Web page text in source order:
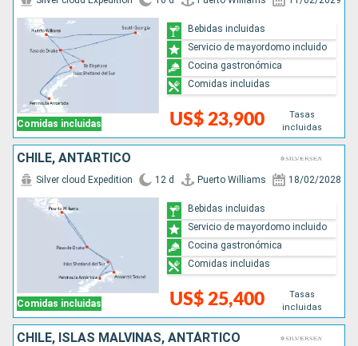
Comidas incluidas US$ 23,900
Tasas
incluidas
Bebidas incluidas
Servicio de mayordomo incluido
Cocina gastronómica
Comidas incluidas
CHILE, ANTÁRTICO
Comidas incluidas
Silver cloud Expedition 12 d Puerto Williams 18/02/2028
US$ 25,400
Tasas
incluidas
Bebidas incluidas
Servicio de mayordomo incluido
Cocina gastronómica
Comidas incluidas
CHILE, ISLAS MALVINAS, ANTÁRTICO